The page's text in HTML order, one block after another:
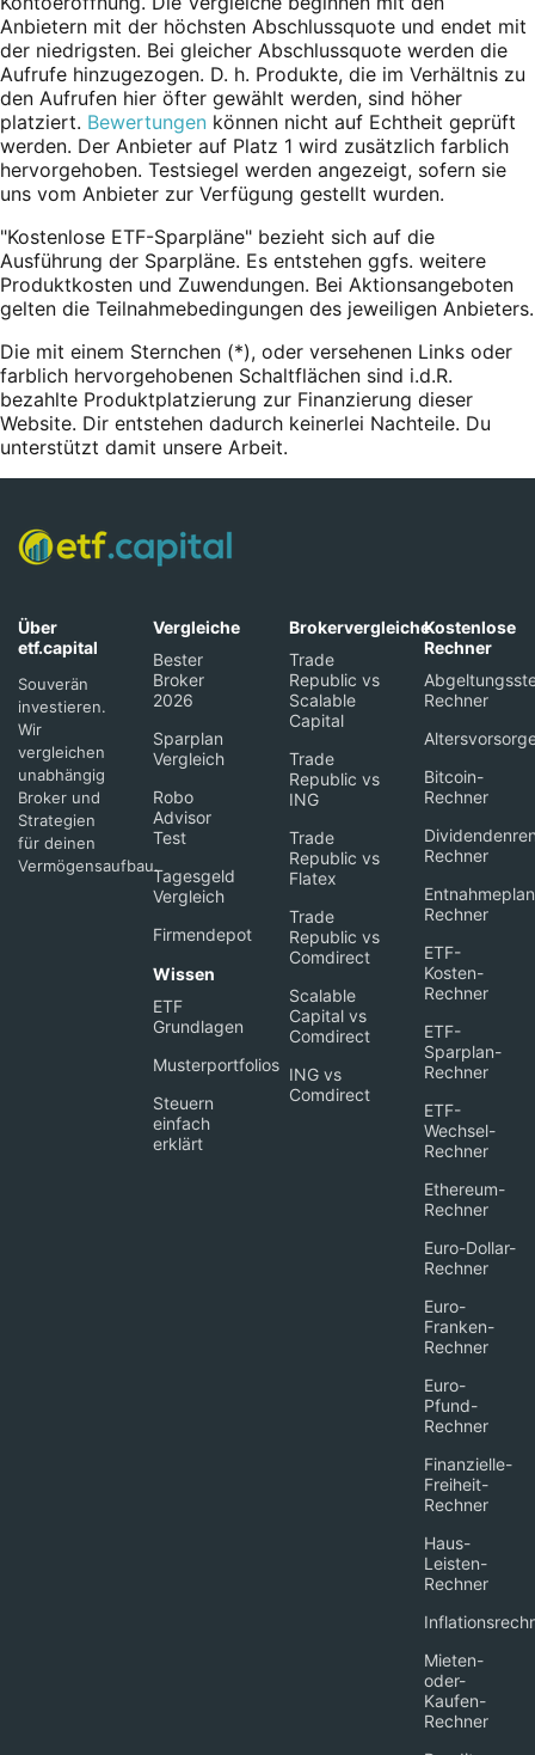
Anbietern mit der höchsten Abschlussquote und endet mit
der niedrigsten. Bei gleicher Abschlussquote werden die
Aufrufe hinzugezogen. D. h. Produkte, die im Verhältnis zu
den Aufrufen hier öfter gewählt werden, sind höher
platziert. Bewertungen können nicht auf Echtheit geprüft
werden. Der Anbieter auf Platz 1 wird zusätzlich farblich
hervorgehoben. Testsiegel werden angezeigt, sofern sie
uns vom Anbieter zur Verfügung gestellt wurden.
"Kostenlose ETF-Sparpläne" bezieht sich auf die
Ausführung der Sparpläne. Es entstehen ggfs. weitere
Produktkosten und Zuwendungen. Bei Aktionsangeboten
gelten die Teilnahmebedingungen des jeweiligen Anbieters.
Die mit einem Sternchen (*), oder versehenen Links oder
farblich hervorgehobenen Schaltflächen sind i.d.R.
bezahlte Produktplatzierung zur Finanzierung dieser
Website. Dir entstehen dadurch keinerlei Nachteile. Du
unterstützt damit unsere Arbeit.
Über
etf.capital
Souverän
investieren.
Wir
vergleichen
unabhängig
Broker und
Strategien
für deinen
Vermögensaufbau.
Vergleiche
Bester
Broker
2026
Sparplan
Vergleich
Robo
Advisor
Test
Tagesgeld
Vergleich
Firmendepot
Wissen
ETF
Grundlagen
Musterportfolios
Steuern
einfach
erklärt
Brokervergleiche
Trade
Republic vs
Scalable
Capital
Trade
Republic vs
ING
Trade
Republic vs
Flatex
Trade
Republic vs
Comdirect
Scalable
Capital vs
Comdirect
ING vs
Comdirect
Kostenlose
Rechner
Rechner
Bitcoin-
Rechner
Rechner
Rechner
ETF-
Kosten-
Rechner
ETF-
Sparplan-
Rechner
ETF-
Wechsel-
Rechner
Ethereum-
Rechner
Euro-Dollar-
Rechner
Euro-
Franken-
Rechner
Euro-
Pfund-
Rechner
Finanzielle-
Freiheit-
Rechner
Haus-
Leisten-
Rechner
Mieten-
oder-
Kaufen-
Rechner